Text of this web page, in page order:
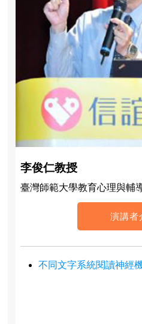
李俊仁教授
臺灣師範大學教育心理與輔
演講者
不同文字系統閱讀神經